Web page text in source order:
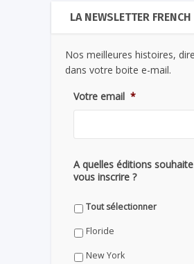
LA NEWSLETTER
Nos meilleures histoires,
dans votre boite e-mail.
Votre email *
A quelles éditions
vous inscrire ?
Tout sélectionner
Floride
New York